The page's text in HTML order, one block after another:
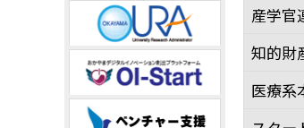
産学官
知的財
医療系